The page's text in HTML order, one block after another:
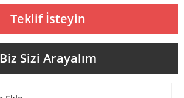
Teklif İsteyin
Biz Sizi Arayalım